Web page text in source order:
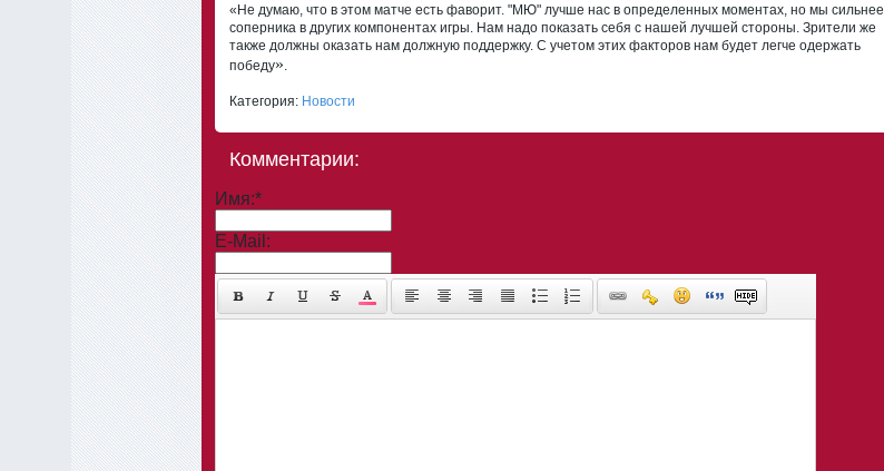
«Не думаю, что в этом матче есть фаворит. "МЮ" лучше нас в определенных моментах, но мы сильнее
соперника в других компонентах игры. Нам надо показать себя с нашей лучшей стороны. Зрители же
также должны оказать нам должную поддержку. С учетом этих факторов нам будет легче одержать
победу»
Категория: Новости
Комментарии:
Имя:*
E-Mail: